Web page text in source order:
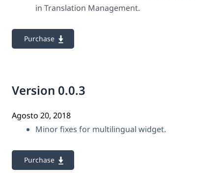
in Translation Management.
Purchase
Version 0.0.3
Agosto 20, 2018
Minor fixes for multilingual widget.
Purchase